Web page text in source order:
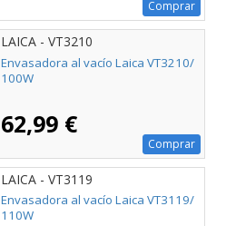
Comprar
LAICA - VT3210
Envasadora al vacío Laica VT3210/
100W
62,99 €
Comprar
LAICA - VT3119
Envasadora al vacío Laica VT3119/
110W